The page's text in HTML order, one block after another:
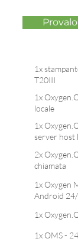
1x
T20III
1x
locale
1x
server host
2x
chiamata
1x Oxygen
Android
1x
1x OMS -